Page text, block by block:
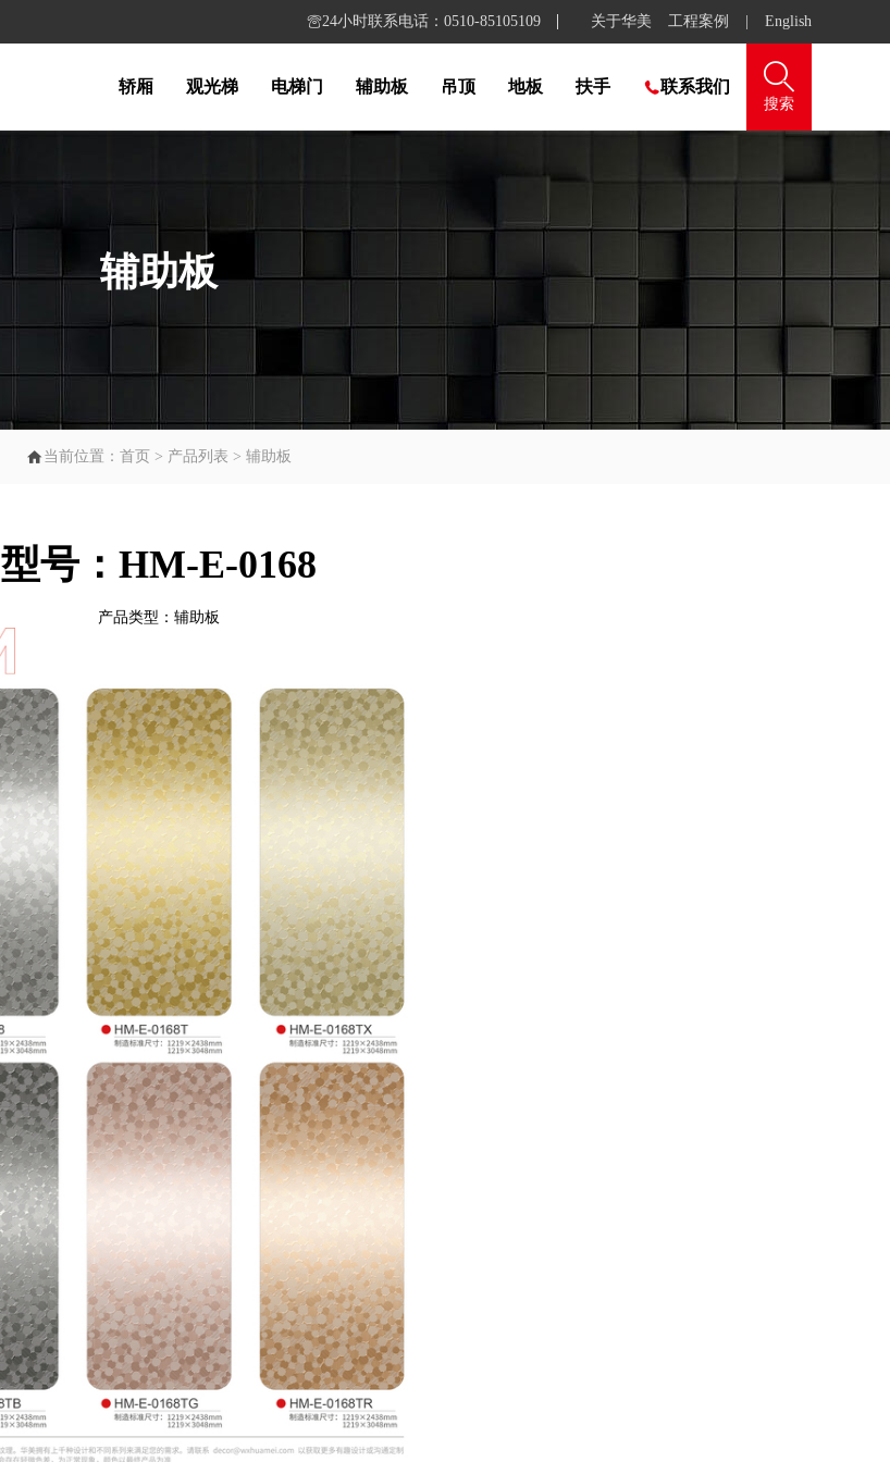
24小时联系电话：0510-85105109 关于华美 工程案例 English
轿厢 观光梯 电梯门 辅助板 吊顶 地板 扶手 联系我们 
搜索
辅助板
 当前位置： 首页 > 产品列表 > 辅助板
型号：HM-E-0168
产品类型：辅助板